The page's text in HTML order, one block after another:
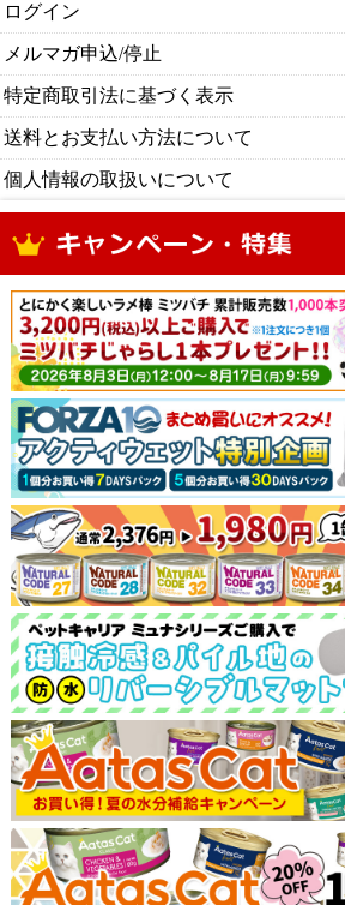
ログイン
メルマガ申込/停止
特定商取引法に基づく表示
送料とお支払い方法について
個人情報の取扱いについて